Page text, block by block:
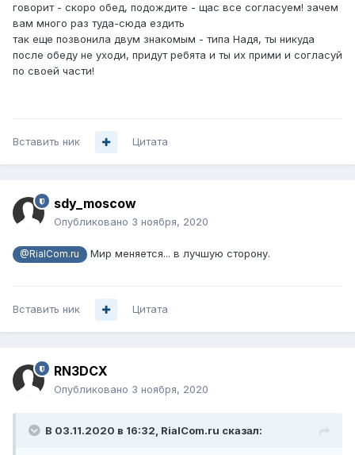
говорит - скоро обед, подождите - щас все согласуем! зачем
вам много раз туда-сюда ездить
так еще позвонила двум знакомым - типа Надя, ты никуда
после обеду не уходи, придут ребята и ты их прими и согласуй
по своей части!
Вставить ник Цитата
sdy_moscow
Опубликовано 3 ноября, 2020
@RialCom.ru Мир меняется... в лучшую сторону.
Вставить ник Цитата
RN3DCX
Опубликовано 3 ноября, 2020
В 03.11.2020 в 16:32, RialCom.ru сказал: